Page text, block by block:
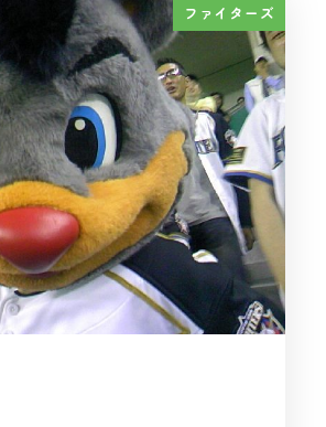
ファイターズ